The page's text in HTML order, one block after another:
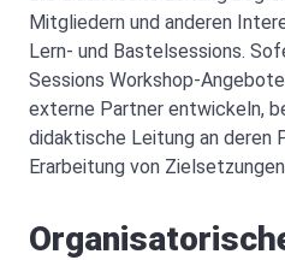
Mitgliedern und anderen
Lern- und Bastelsessions.
Sessions Workshop-
externe Partner entwickeln,
didaktische Leitung an deren
Erarbeitung von